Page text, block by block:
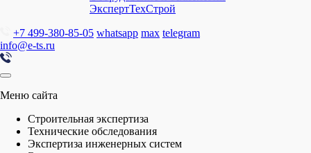
ЭкспертТехСтрой
+7 499-380-85-05 whatsapp max telegram
info@e-ts.ru
Меню сайта
Строительная экспертиза
Технические обследования
Экспертиза инженерных систем